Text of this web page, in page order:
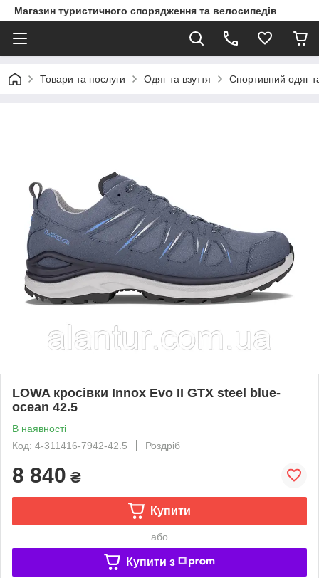
Магазин туристичного спорядження та велосипедів
Товари та послуги Одяг та взуття Спортивний одяг
LOWA кросівки Innox Evo II GTX steel blue-
ocean 42.5
В наявності
Код: 4-311416-7942-42.5
Роздріб
8 840 ₴
Купити
або
Купити з